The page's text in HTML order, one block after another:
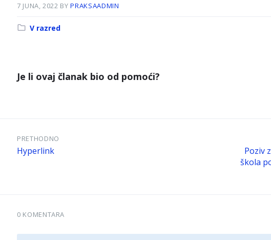
7 JUNA, 2022 BYPRAKSAADMIN
Kategorija:
V razred
Je li ovaj članak bio od pomoći?
PRETHODNO
Hyperlink
Poziv
škola
0 KOMENTARA